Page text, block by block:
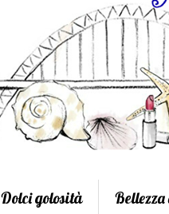
Dolci golosità Bellezza